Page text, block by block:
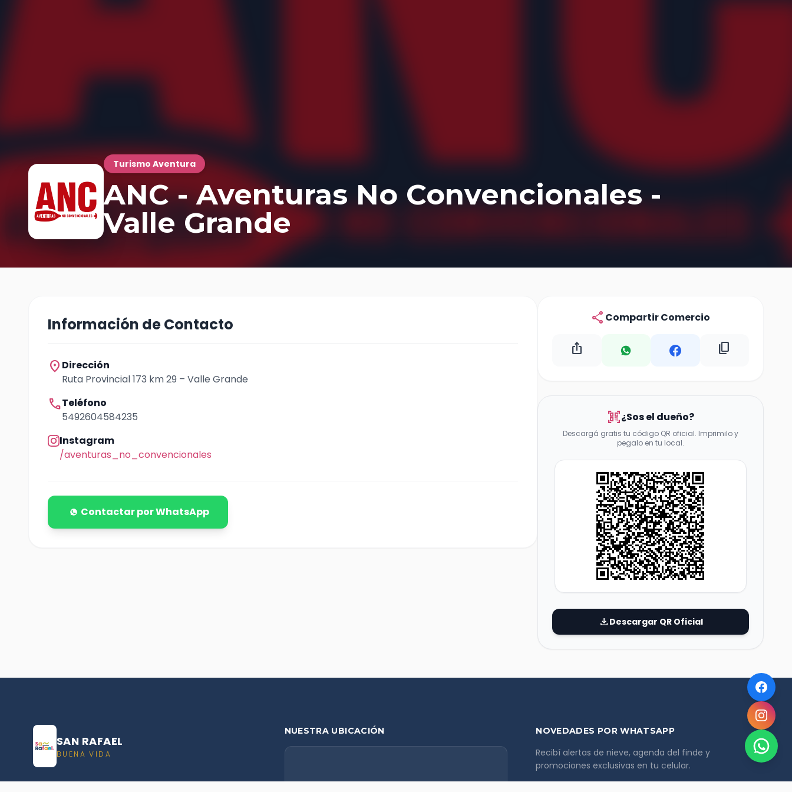
Turismo Aventura
ANC - Aventuras No Convencionales -
Valle Grande
Información de Contacto
location_on Dirección
Ruta Provincial 173 km 29 – Valle Grande
callTeléfono
5492604584235
Instagram
/aventuras_no_convencionales
Contactar por WhatsApp
share Compartir Comercio
ios_share content_copy
qr_code_scanner¿Sos el dueño?
Descargá gratis tu código QR oficial. Imprimilo y
pegalo en tu local.
downloadDescargar QR Oficial
SAN RAFAEL
BUENA VIDA
NUESTRA UBICACIÓN NOVEDADES POR WHATSAPP
Recibí alertas de nieve, agenda del finde y
promociones exclusivas en tu celular.